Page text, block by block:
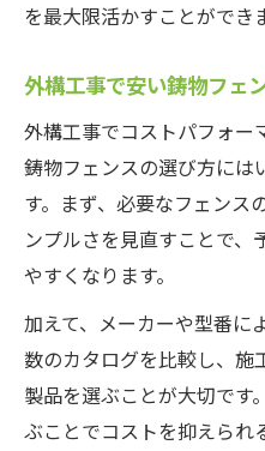
を最大限活かすことができ
外構工事で安い鋳物フェ
外構工事でコストパフォー
鋳物フェンスの選び方には
す。まず、必要なフェンス
ンプルさを見直すことで、
やすくなります。
加えて、メーカーや型番に
数のカタログを比較し、施
製品を選ぶことが大切です
ぶことでコストを抑えられ